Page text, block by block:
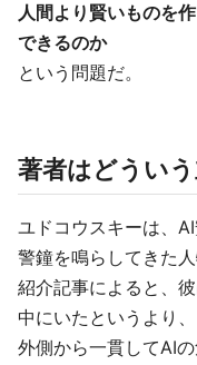
人間より賢いものを
できるのか
という問題だ。
著者はどうい
ユドコウスキーは、
警鐘を鳴らしてきた
紹介記事によると、
中にいたというより、
外側から一貫してAI